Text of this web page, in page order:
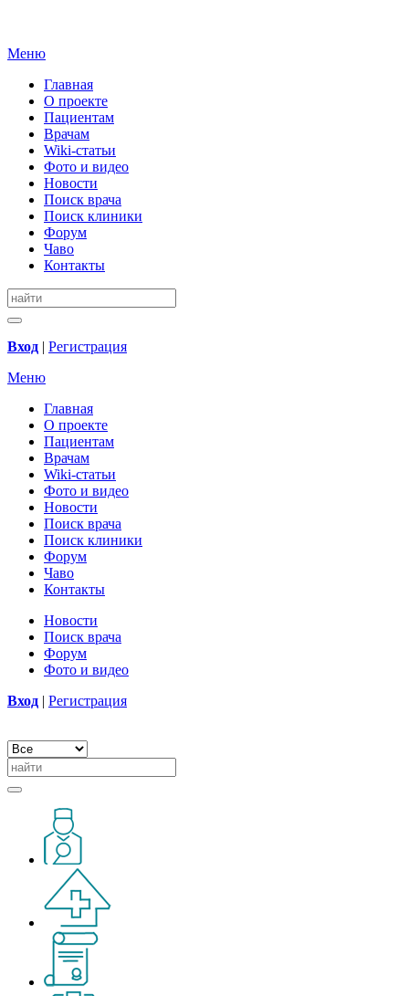
Меню
Главная
О проекте
Пациентам
Врачам
Wiki-статьи
Фото и видео
Новости
Поиск врача
Поиск клиники
Форум
Чаво
Контакты
Вход | Регистрация
Меню
Главная
О проекте
Пациентам
Врачам
Wiki-статьи
Фото и видео
Новости
Поиск врача
Поиск клиники
Форум
Чаво
Контакты
Новости
Поиск врача
Форум
Фото и видео
Вход | Регистрация